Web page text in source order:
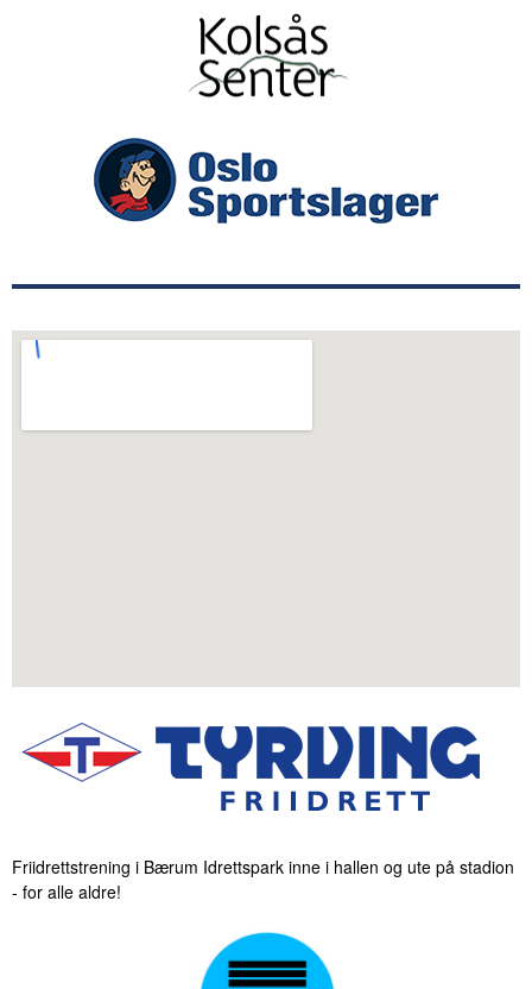
Friidrettstrening i Bærum Idrettspark inne i hallen og ute på stadion
- for alle aldre!